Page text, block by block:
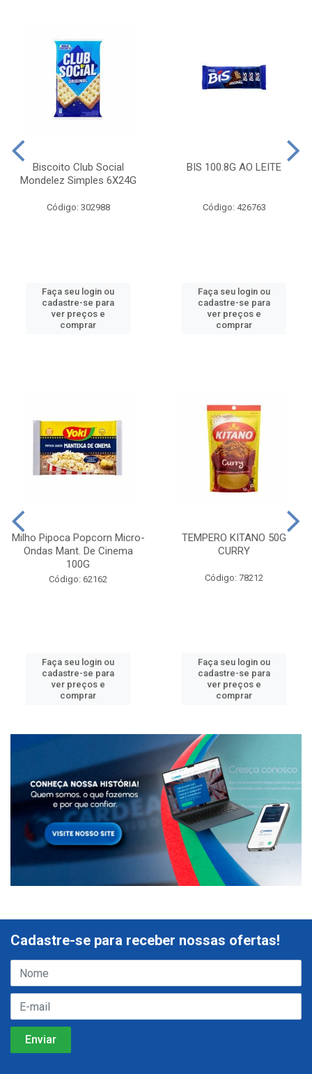
Biscoito Club Social
Mondelez Simples 6X24G
Código: 302988
Faça seu login ou
cadastre-se para
ver preços e
comprar
BIS 100.8G AO LEITE
Código: 426763
Faça seu login ou
cadastre-se para
ver preços e
comprar
Milho Pipoca Popcorn Micro-
Ondas Mant. De Cinema
100G
Código: 62162
Faça seu login ou
cadastre-se para
ver preços e
comprar
TEMPERO KITANO 50G
CURRY
Código: 78212
Faça seu login ou
cadastre-se para
ver preços e
comprar
Cadastre-se para receber nossas ofertas!